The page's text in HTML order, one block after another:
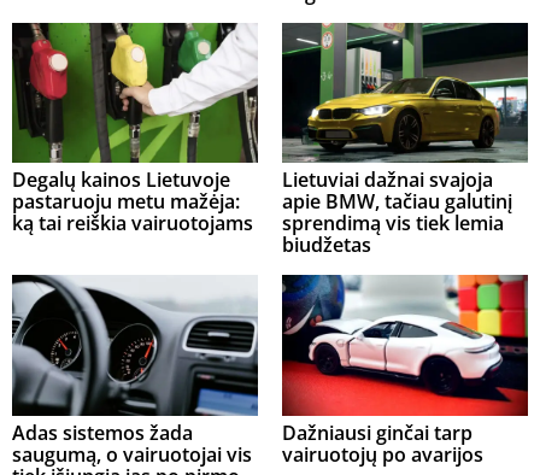
Degalų kainos Lietuvoje
pastaruoju metu mažėja:
ką tai reiškia vairuotojams
Lietuviai dažnai svajoja
apie BMW, tačiau galutinį
sprendimą vis tiek lemia
biudžetas
Adas sistemos žada
saugumą, o vairuotojai vis
Dažniausi ginčai tarp
vairuotojų po avarijos